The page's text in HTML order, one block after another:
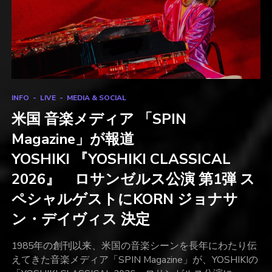
INFO LIVE MEDIA & SOCIAL
米国 音楽メディア 「SPIN
Magazine」が報道
YOSHIKI 『YOSHIKI CLASSICAL
2026』 ロサンゼルス公演 第1弾 ス
ペシャルゲストにKORN ジョナサ
ン・デイヴィス 決定
1985年の創刊以来、米国の音楽シーンを長年にわたり伝
えてきた音楽メディア「SPIN Magazine」が、YOSHIKIの